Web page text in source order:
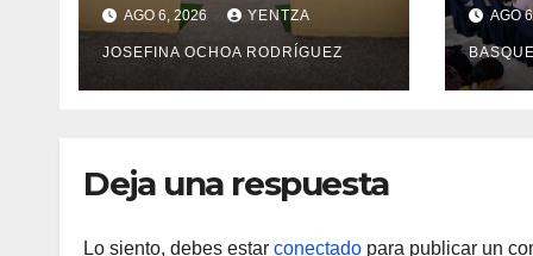
recuperación en la
Maternidad Integral
Aragua
AGO 6, 2026 YENTZA
JOSEFINA OCHOA RODRÍGUEZ
enAGO
Deja una respuesta
Lo siento, debes estar conectado para publicar un